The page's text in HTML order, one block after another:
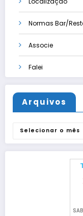
Normas Bar/
Associe
Falei
Arquivos
Arquivos